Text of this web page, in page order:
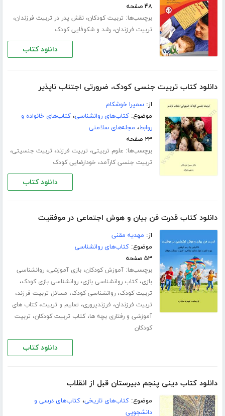
۴۸ صفحه
برچسب‌ها: تربیت کودکان،نقش پدر در تربیت فرزندان،
تربیت فرزندان،رشد و شکوفایی کودک
دانلود کتاب
دانلود کتاب تربیت جنسی کودک، ضرورتی اجتناب ناپذیر
از:سمیرا خوشکام
موضوع:کتاب‌های روانشناسی،کتاب‌های خانواده و
روابط، مجله‌های سلامتی
۲۳ صفحه
برچسب‌ها: علوم تربیتی، تربیت فرزند، تربیت جنسیتی،
تربیت جنسی کارآمد، خودارضایی کودک
دانلود کتاب
دانلود کتاب قدرت فن بیان و هوش اجتماعی در موفقیت
از: مهدیه مقنی
موضوع:کتاب‌های روانشناسی
۵۳ صفحه
برچسب‌ها:آموزش کودکان،بازی آموزشی،روانشناسی
بازی،کتاب روانشناسی بازی،روانشناسی بازی کودک،
تربیت کودک،روانشناسی کودک، مسائل تربیت فرزند،
تربیت فرزندان، فرزندپروری، تعلیم و تربیت،کتاب های
آموزشی و رفتاری بچه ها،کتاب تربیت کودکان، تربیت
کودکان
دانلود کتاب
دانلود کتاب دینی پنجم دبیرستان قبل از انقلاب
موضوع:کتاب‌های تاریخی،کتاب‌های درسی و
دانشجویی